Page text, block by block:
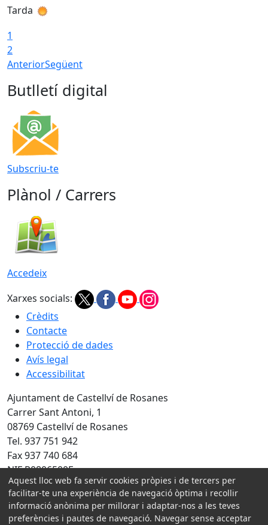
Tarda
1
2
AnteriorSegüent
Butlletí digital
Subscriu-te
Plànol / Carrers
Accedeix
Xarxes socials:
Crèdits
Contacte
Protecció de dades
Avís legal
Accessibilitat
Ajuntament de Castellví de Rosanes
Carrer Sant Antoni, 1
08769 Castellví de Rosanes
Tel. 937 751 942
Fax 937 740 684
NIF P0806500E
Amb la col·laboració de:
Aquest lloc web fa servir cookies pròpies i de tercers per
facilitar-te una experiència de navegació òptima i recollir
informació anònima per millorar i adaptar-nos a les teves
preferències i pautes de navegació. Navegar sense acceptar